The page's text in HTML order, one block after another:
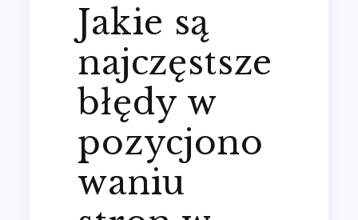
Jakie są
najczęstsze
błędy w
pozycjono
waniu